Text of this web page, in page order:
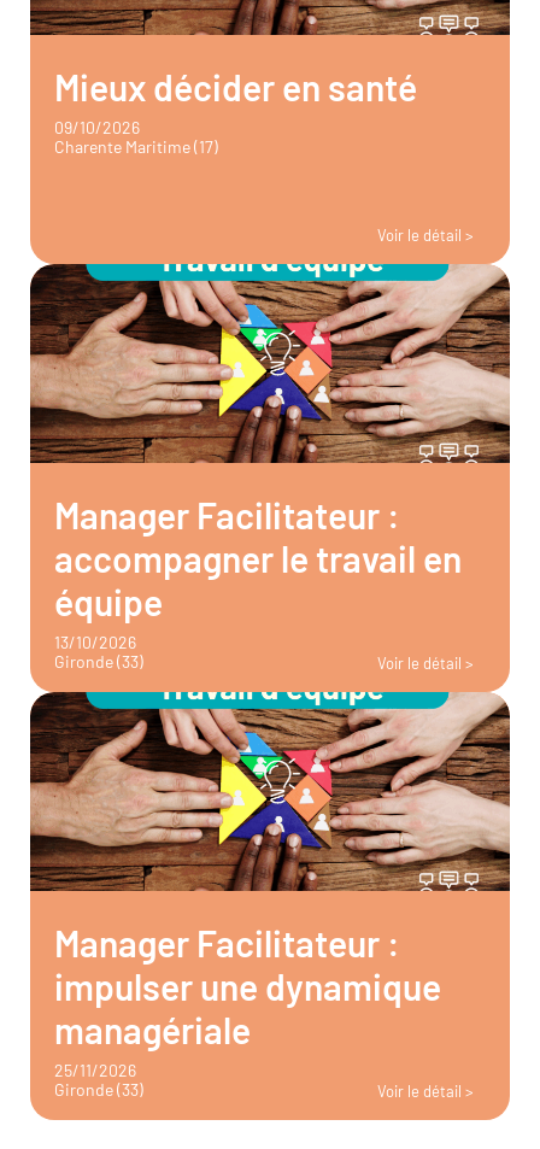
Mieux décider en santé
09/10/2026
Charente Maritime (17)
Voir le détail >
Manager Facilitateur :
accompagner le travail en
équipe
13/10/2026
Gironde (33)
Voir le détail >
Manager Facilitateur :
impulser une dynamique
managériale
25/11/2026
Gironde (33)
Voir le détail >